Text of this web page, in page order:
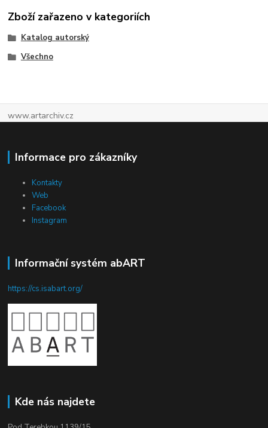
Zboží zařazeno v kategoriích
Katalog autorský
Všechno
www.artarchiv.cz
Informace pro zákazníky
Kontakty
Web
Facebook
Instagram
Informační systém abART
https://cs.isabart.org/
Kde nás najdete